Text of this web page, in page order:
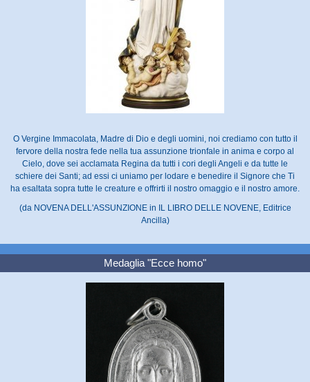
O Vergine Immacolata, Madre di Dio e degli uomini, noi crediamo con tutto il
fervore della nostra fede nella tua assunzione trionfale in anima e corpo al
Cielo, dove sei acclamata Regina da tutti i cori degli Angeli e da tutte le
schiere dei Santi; ad essi ci uniamo per lodare e benedire il Signore che Ti
ha esaltata sopra tutte le creature e offrirti il nostro omaggio e il nostro amore.
(da NOVENA DELL'ASSUNZIONE in IL LIBRO DELLE NOVENE, Editrice
Ancilla)
Medaglia "Ecce homo"